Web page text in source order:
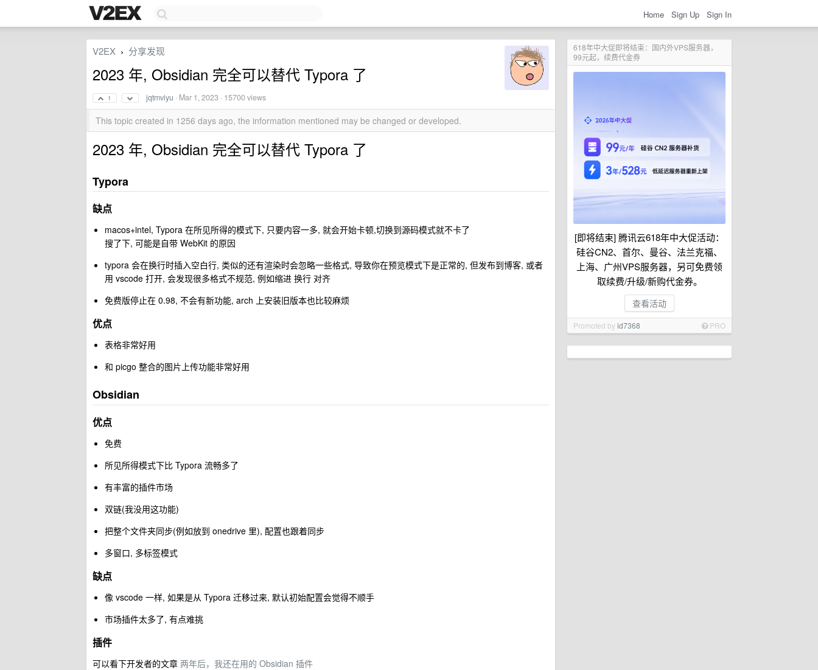
Home Sign Up Sign In
618年中大促即将结束：国内外VPS服务器，
99元起，续费代金券
[即将结束] 腾讯云618年中大促活动：
硅谷CN2、首尔、曼谷、法兰克福、
上海、广州VPS服务器，另可免费领
取续费/升级/新购代金券。
查看活动
Promoted byid7368 PRO
V2EX › 分享发现
2023 年, Obsidian 完全可以替代 Typora 了
1 jqtmviyu · Mar 1, 2023 · 15700 views
This topic created in 1256 days ago, the information mentioned may be changed or developed.
2023 年, Obsidian 完全可以替代 Typora 了
Typora
缺点
macos+intel, Typora 在所见所得的模式下, 只要内容一多, 就会开始卡顿,切换到源码模式就不卡了
搜了下, 可能是自带 WebKit 的原因
typora 会在换行时插入空白行, 类似的还有渲染时会忽略一些格式, 导致你在预览模式下是正常的, 但发布到博客, 或者
用 vscode 打开, 会发现很多格式不规范, 例如缩进 换行 对齐
免费版停止在 0.98, 不会有新功能, arch 上安装旧版本也比较麻烦
优点
表格非常好用
和 picgo 整合的图片上传功能非常好用
Obsidian
优点
免费
所见所得模式下比 Typora 流畅多了
有丰富的插件市场
双链(我没用这功能)
把整个文件夹同步(例如放到 onedrive 里), 配置也跟着同步
多窗口, 多标签模式
缺点
像 vscode 一样, 如果是从 Typora 迁移过来, 默认初始配置会觉得不顺手
市场插件太多了, 有点难挑
插件
可以看下开发者的文章 两年后，我还在用的 Obsidian 插件